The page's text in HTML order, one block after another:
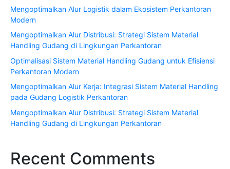
Mengoptimalkan Alur Logistik dalam Ekosistem Perkantoran
Modern
Mengoptimalkan Alur Distribusi: Strategi Sistem Material
Handling Gudang di Lingkungan Perkantoran
Optimalisasi Sistem Material Handling Gudang untuk Efisiensi
Perkantoran Modern
Mengoptimalkan Alur Kerja: Integrasi Sistem Material Handling
pada Gudang Logistik Perkantoran
Mengoptimalkan Alur Distribusi: Strategi Sistem Material
Handling Gudang di Lingkungan Perkantoran
Recent Comments